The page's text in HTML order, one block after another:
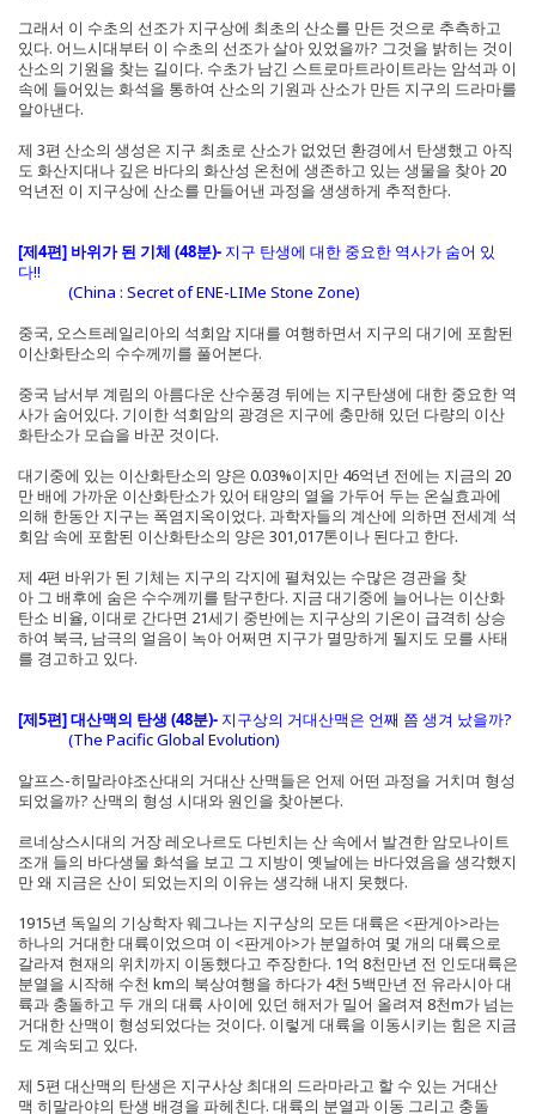
그래서 이 수초의 선조가 지구상에 최초의 산소를 만든 것으로 추측하고
있다. 어느시대부터 이 수초의 선조가 살아 있었을까? 그것을 밝히는 것이
산소의 기원을 찾는 길이다. 수초가 남긴 스트로마트라이트라는 암석과 이
속에 들어있는 화석을 통하여 산소의 기원과 산소가 만든 지구의 드라마를
알아낸다.
제 3편 산소의 생성은 지구 최초로 산소가 없었던 환경에서 탄생했고 아직
도 화산지대나 깊은 바다의 화산성 온천에 생존하고 있는 생물을 찾아 20
억년전 이 지구상에 산소를 만들어낸 과정을 생생하게 추적한다.
[제4편] 바위가 된 기체 (48분)- 지구 탄생에 대한 중요한 역사가 숨어 있
다!!
(China : Secret of ENE-LIMe Stone Zone)
중국, 오스트레일리아의 석회암 지대를 여행하면서 지구의 대기에 포함된
이산화탄소의 수수께끼를 풀어본다.
중국 남서부 계림의 아름다운 산수풍경 뒤에는 지구탄생에 대한 중요한 역
사가 숨어있다. 기이한 석회암의 광경은 지구에 충만해 있던 다량의 이산
화탄소가 모습을 바꾼 것이다.
대기중에 있는 이산화탄소의 양은 0.03%이지만 46억년 전에는 지금의 20
만 배에 가까운 이산화탄소가 있어 태양의 열을 가두어 두는 온실효과에
의해 한동안 지구는 폭염지옥이었다. 과학자들의 계산에 의하면 전세계 석
회암 속에 포함된 이산화탄소의 양은 301,017톤이나 된다고 한다.
제 4편 바위가 된 기체는 지구의 각지에 펼쳐있는 수많은 경관을 찾
아 그 배후에 숨은 수수께끼를 탐구한다. 지금 대기중에 늘어나는 이산화
탄소 비율, 이대로 간다면 21세기 중반에는 지구상의 기온이 급격히 상승
하여 북극, 남극의 얼음이 녹아 어쩌면 지구가 멸망하게 될지도 모를 사태
를 경고하고 있다.
[제5편] 대산맥의 탄생 (48분)- 지구상의 거대산맥은 언째 쯤 생겨 났을까?
(The Pacific Global Evolution)
알프스-히말라야조산대의 거대산 산맥들은 언제 어떤 과정을 거치며 형성
되었을까? 산맥의 형성 시대와 원인을 찾아본다.
르네상스시대의 거장 레오나르도 다빈치는 산 속에서 발견한 암모나이트
조개 들의 바다생물 화석을 보고 그 지방이 옛날에는 바다였음을 생각했지
만 왜 지금은 산이 되었는지의 이유는 생각해 내지 못했다.
1915년 독일의 기상학자 웨그나는 지구상의 모든 대륙은 <판게아>라는
하나의 거대한 대륙이었으며 이 <판게아>가 분열하여 몇 개의 대륙으로
갈라져 현재의 위치까지 이동했다고 주장한다. 1억 8천만년 전 인도대륙은
분열을 시작해 수천 km의 북상여행을 하다가 4천 5백만년 전 유라시아 대
륙과 충돌하고 두 개의 대륙 사이에 있던 해저가 밀어 올려져 8천m가 넘는
거대한 산맥이 형성되었다는 것이다. 이렇게 대륙을 이동시키는 힘은 지금
도 계속되고 있다.
제 5편 대산맥의 탄생은 지구사상 최대의 드라마라고 할 수 있는 거대산
맥 히말라야의 탄생 배경을 파헤친다. 대륙의 분열과 이동 그리고 충돌